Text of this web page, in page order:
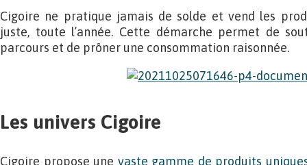
Cigoire ne pratique jamais de solde et vend les
juste, toute l’année. Cette démarche permet de
parcours et de prôner une consommation raisonnée.
Les univers Cigoire
Cigoire propose une vaste gamme de produits